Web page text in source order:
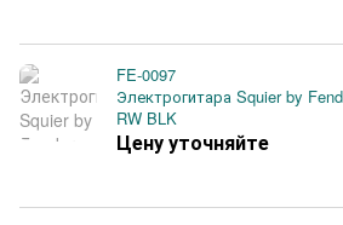
FE-0097
Электрогитара Squier by
RW BLK
Цену уточняйте